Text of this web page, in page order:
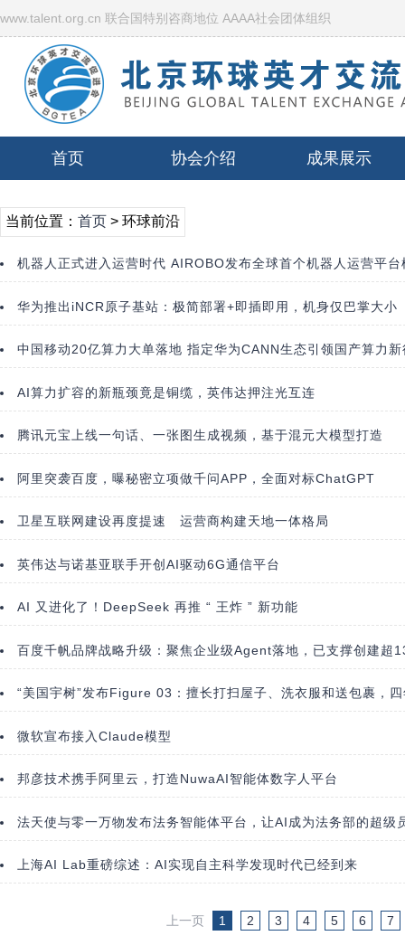
www.talent.org.cn 联合国特别咨商地位 AAAA社会团体组织
首页 协会介绍 成果展示
当前位置： 首页 > 环球前沿
机器人正式进入运营时代 AIROBO发布全球首个机器人运营平台
华为推出iNCR原子基站：极简部署+即插即用，机身仅巴掌大小
中国移动20亿算力大单落地 指定华为CANN生态引领国产算力新
AI算力扩容的新瓶颈竟是铜缆，英伟达押注光互连
腾讯元宝上线一句话、一张图生成视频，基于混元大模型打造
阿里突袭百度，曝秘密立项做千问APP，全面对标ChatGPT
卫星互联网建设再度提速 运营商构建天地一体格局
英伟达与诺基亚联手开创AI驱动6G通信平台
AI 又进化了！DeepSeek 再推 “ 王炸 ” 新功能
百度千帆品牌战略升级：聚焦企业级Agent落地，已支撑创建超
“美国宇树”发布Figure 03：擅长打扫屋子、洗衣服和送包裹，
微软宣布接入Claude模型
邦彦技术携手阿里云，打造NuwaAI智能体数字人平台
法天使与零一万物发布法务智能体平台，让AI成为法务部的超级
上海AI Lab重磅综述：AI实现自主科学发现时代已经到来
上一页 1 2 3 4 5 6 7